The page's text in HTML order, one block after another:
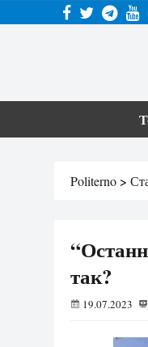
Politerno >
так?
19.07.2023